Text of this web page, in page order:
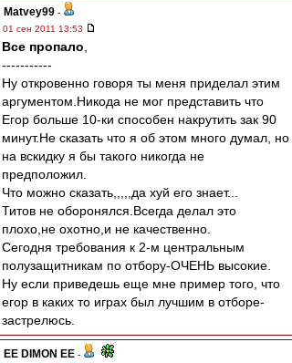
Matvey99 -
01 сен 2011 13:53
Все пропало
-----------
Ну откровенно говоря ты меня приделал этим
аргументом.Никода не мог представить что
Егор больше 10-ки способен накрутить зак 90
минут.Не сказать что я об этом много думал, но
на вскидку я бы такого никогда не
предположил.
Что можно сказать,,,,,да хуй его знает...
Титов не оборонялся.Всегда делал это
плохо,не охотно,и не качественно.
Сегодня требования к 2-м центральным
полузащитникам по отбору-ОЧЕНЬ высокие.
Ну если приведешь еще мне пример того, что
егор в каких то играх был лучшим в отборе-
застрелюсь.
EE DIMON EE -